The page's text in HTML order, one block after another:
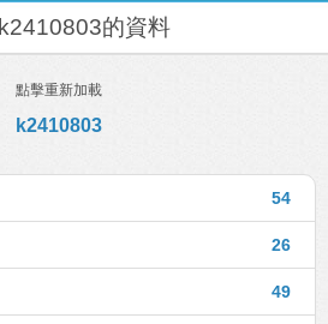
k2410803的資料
點擊重新加載
k2410803
54
26
49